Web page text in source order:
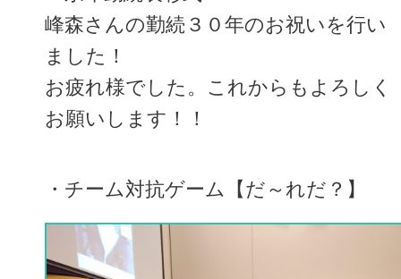
峰森さんの勤続３０年のお祝いを行い
ました！
お疲れ様でした。これからもよろしく
お願いします！！
・チーム対抗ゲーム【だ～れだ？】